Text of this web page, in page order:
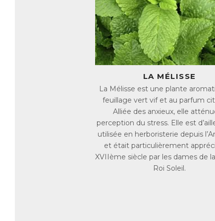
LA MÉLISSE
La Mélisse est une plante
feuillage vert vif et au parfum
Alliée des anxieux, elle
perception du stress. Elle est
utilisée en herboristerie depuis
et était particulièrement
XVIIème siècle par les dames de
Roi Soleil.